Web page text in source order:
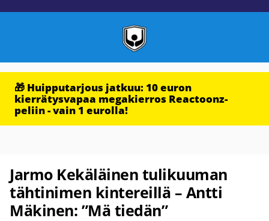
🎁 Huipputarjous jatkuu: 10 euron
kierrätysvapaa megakierros Reactoonz-
peliin - vain 1 eurolla!
Jarmo Kekäläinen tulikuuman
tähtinimen kintereillä – Antti
Mäkinen: ”Mä tiedän”